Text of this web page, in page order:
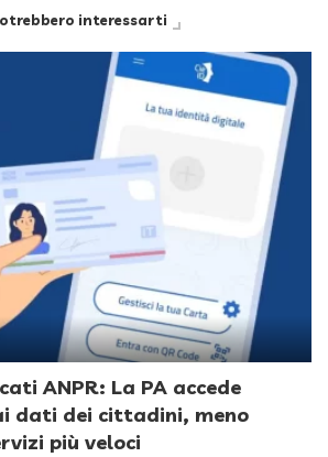
interessarti
ANPR: La PA accede
dati dei cittadini, meno
più veloci